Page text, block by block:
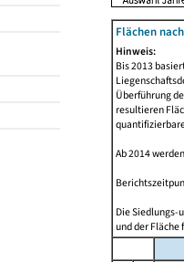
Flächen
Hinweis:
Bis 2013
Überführung
resultieren
Ab 2014
Die Siedlungs-
und der Fläche